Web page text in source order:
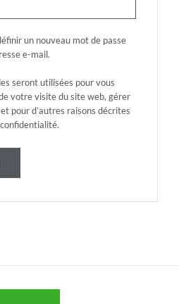
un nouveau mot de passe
e-mail.
seront utilisées pour vous
votre visite du site web, gérer
pour d’autres raisons décrites
.